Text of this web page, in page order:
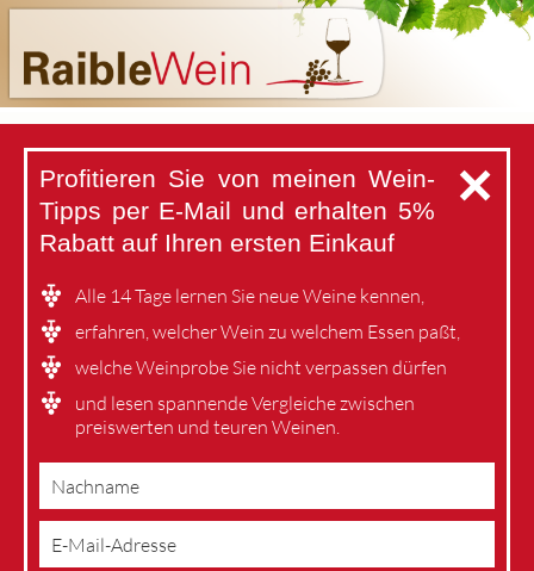
✕
Profitieren Sie von meinen Wein-
Tipps per E-Mail und erhalten 5%
Rabatt auf Ihren ersten Einkauf
Alle 14 Tage lernen Sie neue Weine kennen,
erfahren, welcher Wein zu welchem Essen paßt,
welche Weinprobe Sie nicht verpassen dürfen
und lesen spannende Vergleiche zwischen
preiswerten und teuren Weinen.